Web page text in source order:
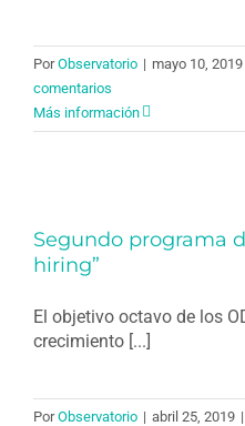
PorObservatorio | mayo 10, 2019
comentarios
Más información
Segundo programa
hiring”
El objetivo octavo de los
crecimiento [...]
PorObservatorio | abril 25, 2019 |